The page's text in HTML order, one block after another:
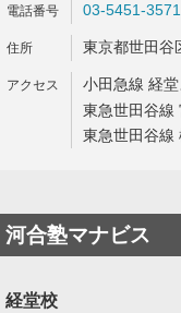
03-5451-3571
東京都世田谷
小田急線 経
東急世田谷線
東急世田谷線
河合塾マナビス
経堂校